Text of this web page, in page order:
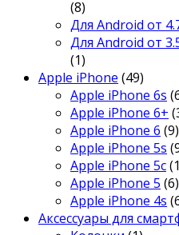
(8)
Для Android от
Для Android от
(1)
Apple iPhone (49)
Apple iPhone 6s
Apple iPhone 6+
Apple iPhone 6 (9)
Apple iPhone 5s
Apple iPhone 5c
Apple iPhone 5 (6)
Apple iPhone 4s
Аксессуары для